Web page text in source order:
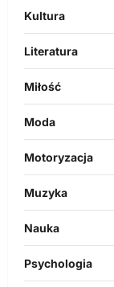
Kultura
Literatura
Miłość
Moda
Motoryzacja
Muzyka
Nauka
Psychologia